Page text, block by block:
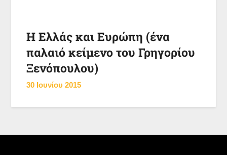
Η Ελλάς και Ευρώπη (ένα
παλαιό κείμενο του Γρηγορίου
Ξενόπουλου)
30 Ιουνίου 2015